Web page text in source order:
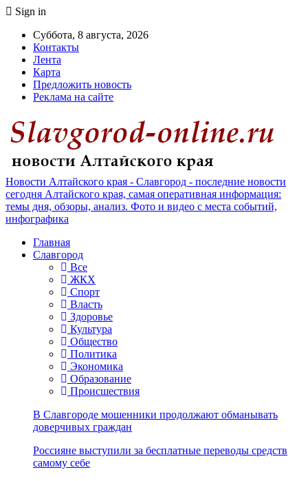
Sign in
Суббота, 8 августа, 2026
Контакты
Лента
Карта
Предложить новость
Реклама на сайте
Новости Алтайского края - Славгород - последние новости
сегодня Алтайского края, самая оперативная информация:
темы дня, обзоры, анализ. Фото и видео с места событий,
инфографика
Главная
Славгород
Все
ЖКХ
Спорт
Власть
Здоровье
Культура
Общество
Политика
Экономика
Образование
Происшествия
В Славгороде мошенники продолжают обманывать
доверчивых граждан
Россияне выступили за бесплатные переводы средств
самому себе